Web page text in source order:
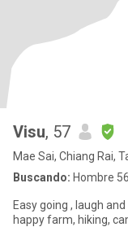
Visu, 57
Mae Sai, Chiang Rai,
Buscando: Hombre
Easy going , laugh
happy farm, hiking,